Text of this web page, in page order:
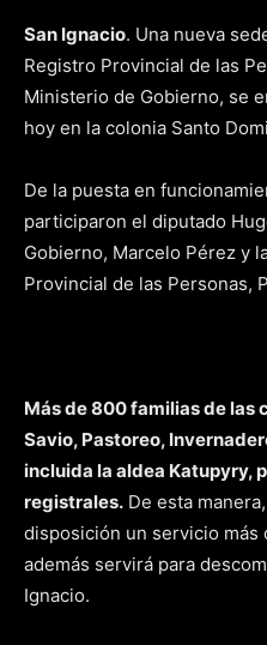
San Ignacio. Una nueva
Registro Provincial de las
Ministerio de Gobierno, se
hoy en la colonia Santo
De la puesta en
participaron el diputado
Gobierno, Marcelo Pérez y
Provincial de las Personas,
Más de 800 familias de las
Savio, Pastoreo,
incluida la aldea Katupyry,
registrales. De esta
disposición un servicio más
además servirá para
Ignacio.